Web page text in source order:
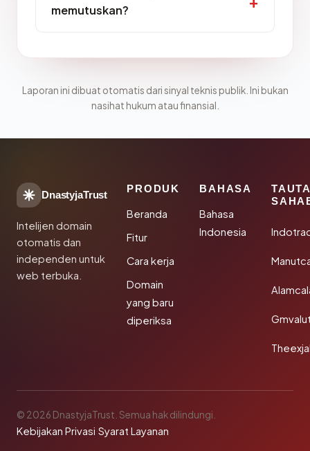
memutuskan?
Laporan ini dibuat otomatis dari sinyal teknis publik. Ini bukan
nasihat hukum atau finansial.
DnastyjaTrust
Intelijen domain
otomatis dan
independen untuk
web terbuka.
PRODUK
Beranda
Fitur
Cara kerja
Domain
yang baru
diperiksa
BAHASA
Bahasa
Indonesia
© 2026 DnastyjaTrust. Semua hak dilindungi.
Kebijakan Privasi·Syarat Layanan